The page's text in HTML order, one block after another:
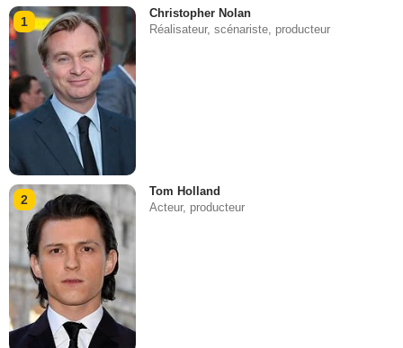
1
Christopher Nolan
Réalisateur, scénariste, producteur
2
Tom Holland
Acteur, producteur